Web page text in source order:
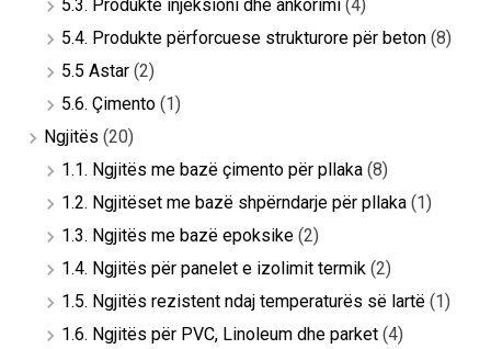
5.3. Produkte injeksioni dhe ankorimi (4)
5.4. Produkte përforcuese strukturore për beton (8)
5.5 Astar (2)
5.6. Çimento (1)
Ngjitës (20)
1.1. Ngjitës me bazë çimento për pllaka (8)
1.2. Ngjitëset me bazë shpërndarje për pllaka (1)
1.3. Ngjitës me bazë epoksike (2)
1.4. Ngjitës për panelet e izolimit termik (2)
1.5. Ngjitës rezistent ndaj temperaturës së lartë (1)
1.6. Ngjitës për PVC, Linoleum dhe parket (4)